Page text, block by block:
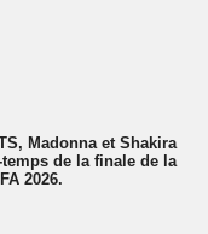
Madonna et Shakira
de la finale de la
2026.